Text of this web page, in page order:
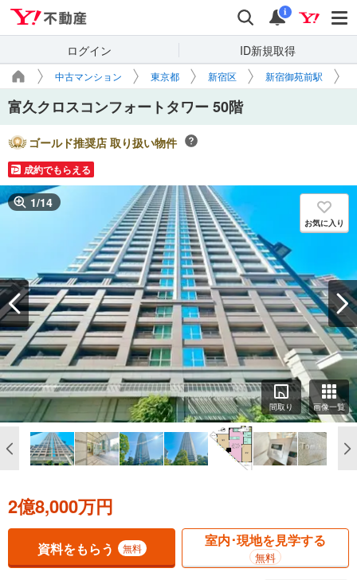
検索 通知
i
ログイン ID新規取得
中古マンション 東京都 新宿区 新宿御苑前駅
富久クロスコンフォートタワー 50階
ゴールド推奨店 取り扱い物件
成約でもらえる
1/14
お気に入り
間取り 画像一覧
2億8,000万円
資料をもらう 無料 室内･現地を見学する
無料